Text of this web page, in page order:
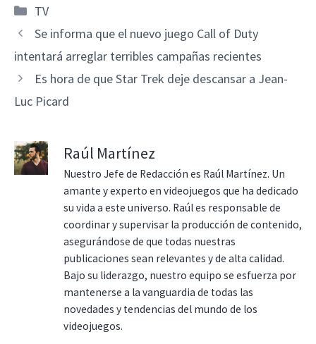
Categorías
TV
Se informa que el nuevo juego Call of Duty
intentará arreglar terribles campañas recientes
Es hora de que Star Trek deje descansar a Jean-
Luc Picard
Raúl Martínez
Nuestro Jefe de Redacción es Raúl Martínez. Un
amante y experto en videojuegos que ha dedicado
su vida a este universo. Raúl es responsable de
coordinar y supervisar la producción de contenido,
asegurándose de que todas nuestras
publicaciones sean relevantes y de alta calidad.
Bajo su liderazgo, nuestro equipo se esfuerza por
mantenerse a la vanguardia de todas las
novedades y tendencias del mundo de los
videojuegos.